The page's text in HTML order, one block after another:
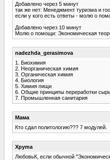
Добавлено через 5 минут
так же нет: Менеджмент туризма и
если у кого есть ответы - молю о
Добавлено через 10 минут
Молю о помощи: Экономическая
nadezhda_gerasimova
1. Биохимия
2. Неорганическая химия
3. Органическая химия
4. Биология
5. Химия пищи
6. Общие принципы переработки
7. Промышленная санитария
Мама
Кто сдал политологию??? 7 модулей.
Xpyma
ЛюбовьК, если обычной